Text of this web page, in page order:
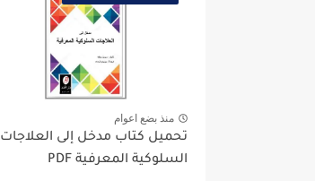
منذ بضع اعوام
تحميل كتاب مدخل إلى العلاجات
السلوكية المعرفية PDF